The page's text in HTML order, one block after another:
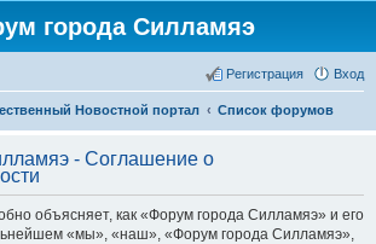
города Силламяэ
Вход
Регистрация
Новостной портал Список форумов
- Соглашение о
объясняет, как «Форум города Силламяэ» и его
«мы», «наш», «Форум города Силламяэ»,